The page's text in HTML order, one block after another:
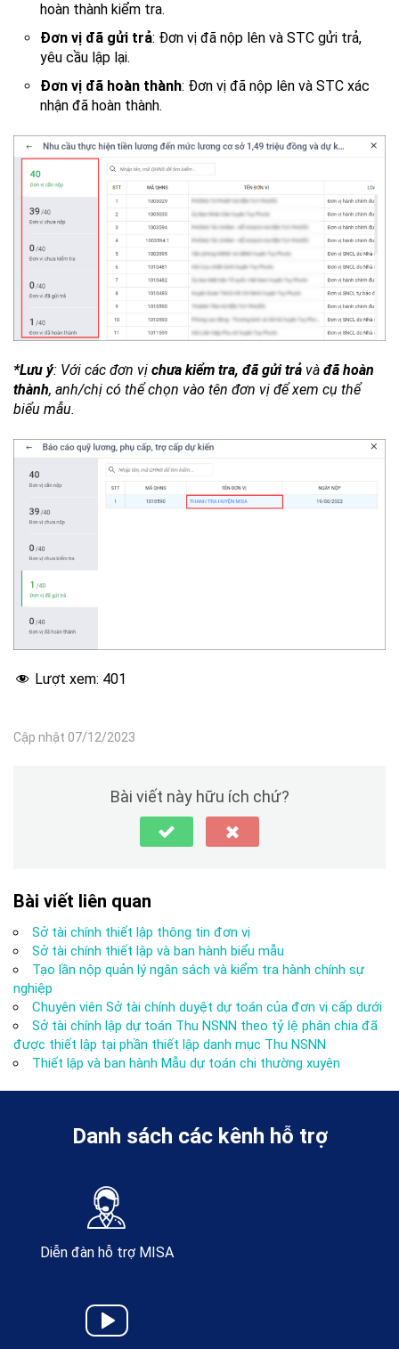
hoàn thành kiểm tra.
Đơn vị đã gửi trả: Đơn vị đã nộp lên và STC gửi trả,
yêu cầu lập lại.
Đơn vị đã hoàn thành: Đơn vị đã nộp lên và STC xác
nhận đã hoàn thành.
*Lưu ý: Với các đơn vị chưa kiểm tra, đã gửi trả và đã hoàn
thành, anh/chị có thể chọn vào tên đơn vị để xem cụ thể
biểu mẫu.
Lượt xem: 401
Cập nhật 07/12/2023
Bài viết này hữu ích chứ?
Bài viết liên quan
Sở tài chính thiết lập thông tin đơn vị
Sở tài chính thiết lập và ban hành biểu mẫu
Tạo lần nộp quản lý ngân sách và kiểm tra hành chính sự
nghiệp
Chuyên viên Sở tài chính duyệt dự toán của đơn vị cấp dưới
Sở tài chính lập dự toán Thu NSNN theo tỷ lệ phân chia đã
được thiết lập tại phần thiết lập danh mục Thu NSNN
Thiết lập và ban hành Mẫu dự toán chi thường xuyên
Danh sách các kênh hỗ trợ
Diễn đàn hỗ trợ MISA